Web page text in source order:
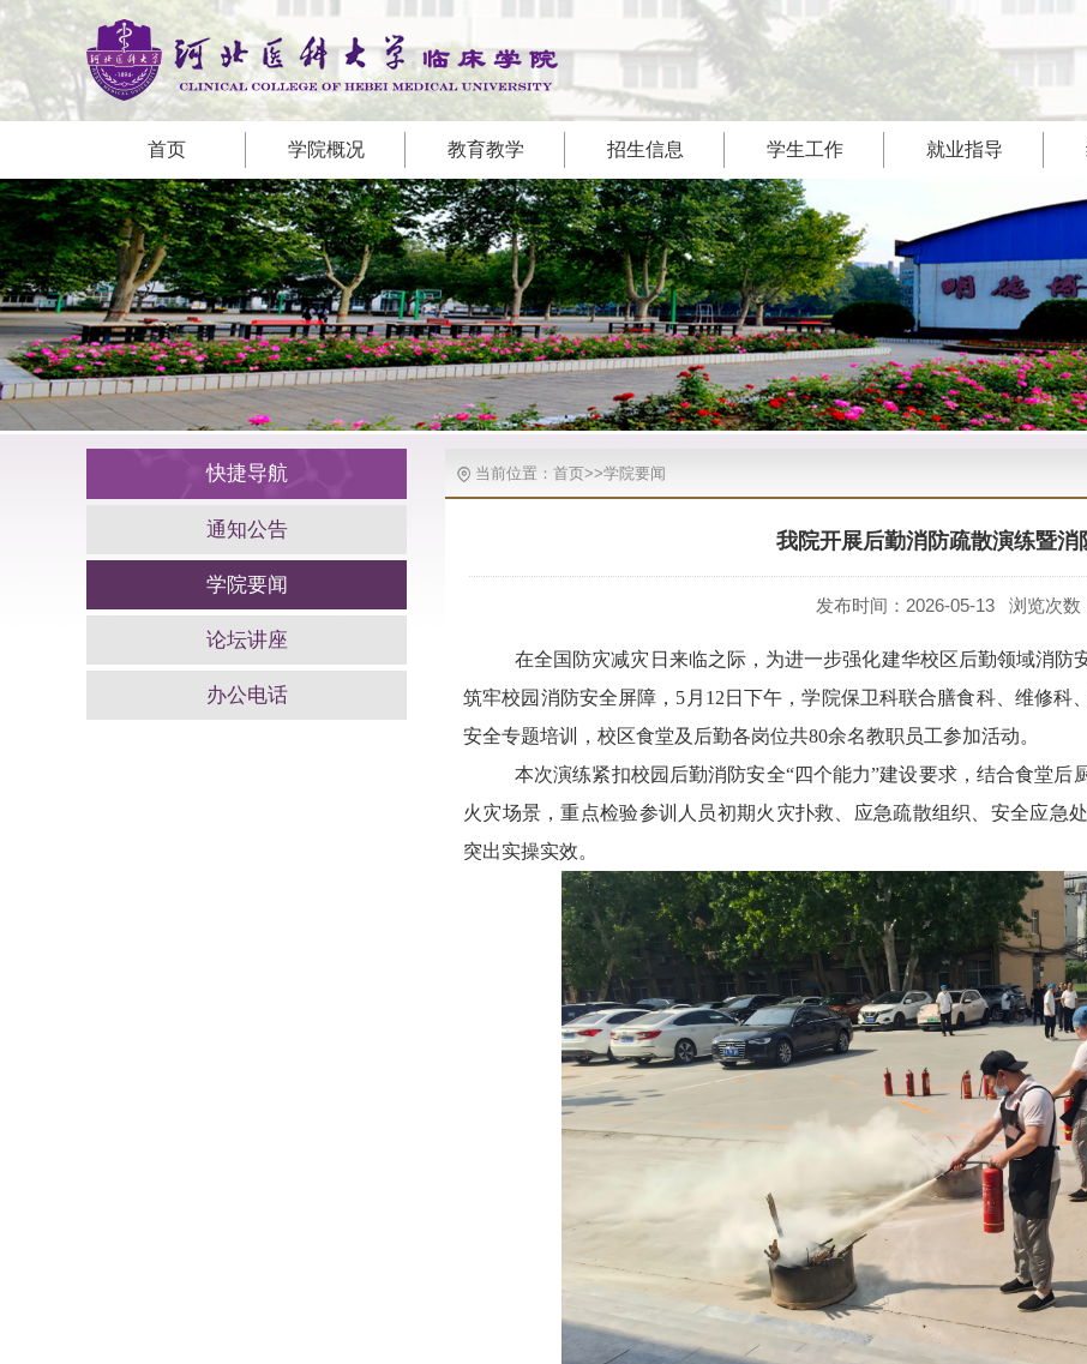
首页 学院概况 教育教学 招生信息 学生工作 就业指导
快捷导航
通知公告
学院要闻
论坛讲座
办公电话
当前位置： 首页>>学院要闻
我院开展后勤消防疏散演练暨消
发布时间：2026-05-13 浏览次数
在全国防灾减灾日来临之际，为进一步强化建华校区后勤领域消
筑牢校园消防安全屏障， 5月12日下午，学院保卫科联合膳食科、维修
安全专题培训，校区食堂及后勤各岗位共80余名教职员工参加活动。
本次演练紧扣校园后勤消防安全“四个能力”建设要求，结合食堂后
火灾场景，重点检验参训人员初期火灾扑救、应急疏散组织、安全应急
突出实操实效。